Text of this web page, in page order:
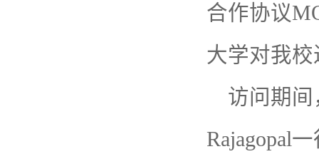
合作协议
大学对我
访问期间
Rajagopal